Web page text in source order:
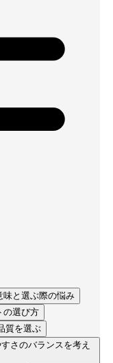
味と選ぶ際の悩み
の選び方
質を選ぶ
さのバランスを考え